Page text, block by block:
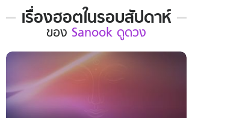
เรื่องฮอตในรอบสัปดาห์
เรื่อง
ใน
รอบ
ของ
Sanook
ดูด
ของ Sanook ดูดวง